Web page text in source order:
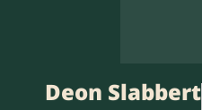
Deon Slabbert